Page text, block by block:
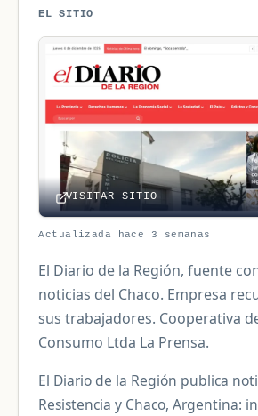
EL SITIO
VISITAR SITIO
Actualizada hace 3 semanas
El Diario de la Región, fuente
noticias del Chaco. Empresa
sus trabajadores. Cooperativa
Consumo Ltda La Prensa.
El Diario de la Región publica
Resistencia y Chaco, Argentina: